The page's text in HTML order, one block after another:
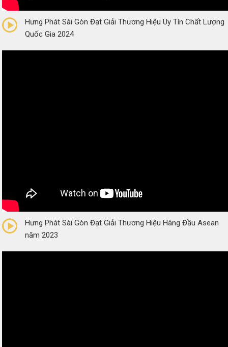
(0 Reviews)
Hưng Phát Sài Gòn Đạt Giải Thương Hiệu Uy Tín Chất Lượng
Quốc Gia 2024
(0 Reviews)
Hưng Phát Sài Gòn Đạt Giải Thương Hiệu Hàng Đầu Asean
năm 2023